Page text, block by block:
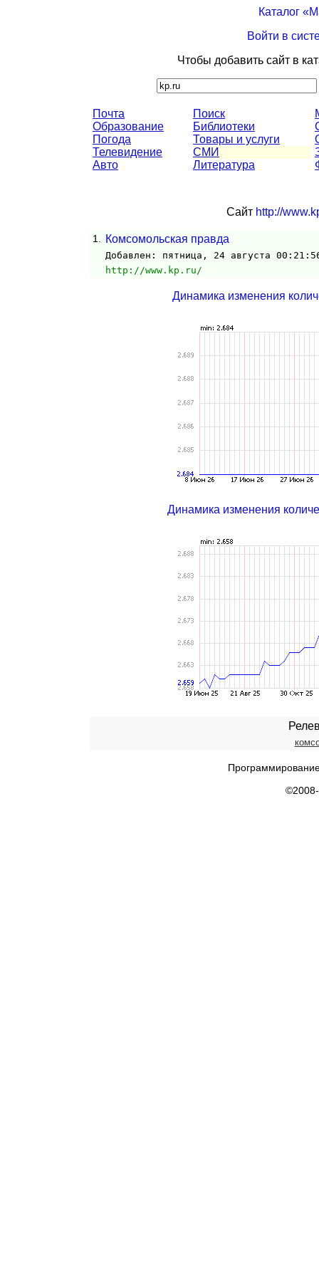
Каталог
Войти в
Чтобы добавить сайт в
Почта
Образование
Погода
Телевидение
Авто
Поиск
Библиотеки
Товары и услуги
СМИ
Литература
Сайт http://
1. Комсомольская правда
Добавлен: пятница, 24 августа
http://www.kp.ru/
Динамика изменения
Динамика изменения